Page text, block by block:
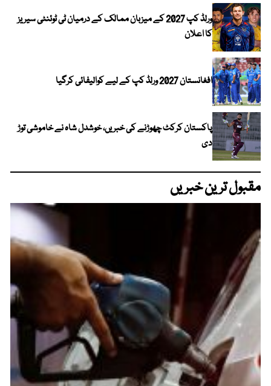
ورلڈ کپ 2027 کے میزبان ممالک کے درمیان ٹی ٹوئنٹی سیریز
کا اعلان
افغانستان 2027 ورلڈ کپ کے لیے کوالیفائی کرگیا
پاکستان کرکٹ چھوڑنے کی خبریں، خوشدل شاہ نے خاموشی توڑ
دی
مقبول ترین خبریں